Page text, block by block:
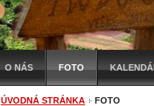
O NÁS FOTO
ÚVODNÁ STRÁNKA FOTO